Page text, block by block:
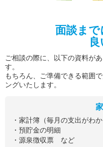
面談まで
ご相談の際に、以下の資料が
す。
もちろん、ご準備できる範囲
ングいたします。
・家計簿（毎月の支出がわか
・預貯金の明細
・源泉徴収票 など